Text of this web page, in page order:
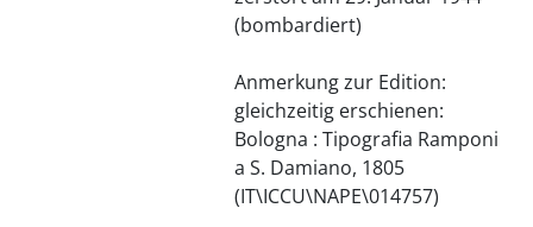
(bombardiert)
Anmerkung zur Edition:
gleichzeitig erschienen:
Bologna : Tipografia Ramponi
a S. Damiano, 1805
(IT\ICCU\NAPE\014757)